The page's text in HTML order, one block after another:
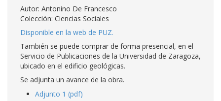
Autor: Antonino De Francesco
Colección: Ciencias Sociales
Disponible en la web de PUZ.
También se puede comprar de forma presencial, en el
Servicio de Publicaciones de la Universidad de Zaragoza,
ubicado en el edificio geológicas.
Se adjunta un avance de la obra.
Adjunto 1 (pdf)